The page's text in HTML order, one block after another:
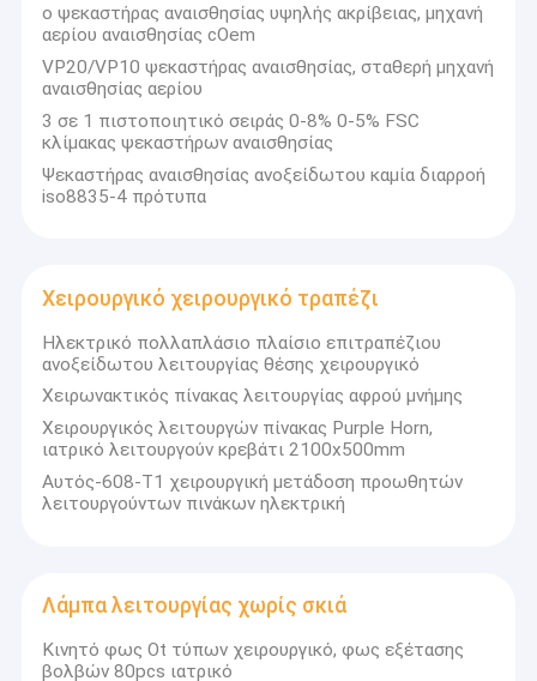
Ιατρικές αντλίες σύριγγας
Μηχάνημα Αναισθησίας
Ψεκαστήρας αναισθησίας
Χειρουργικό χειρουργικό τραπέζι
Λάμπα λειτουργίας χωρίς σκιά
Φορητό μόνιτορ ασθενούς
ο ψεκαστήρας αναισθησίας υψηλής ακρίβειας, μηχανή
αερίου αναισθησίας cOem
VP20/VP10 ψεκαστήρας αναισθησίας, σταθερή μηχανή
αναισθησίας αερίου
3 σε 1 πιστοποιητικό σειράς 0-8% 0-5% FSC
κλίμακας ψεκαστήρων αναισθησίας
Ψεκαστήρας αναισθησίας ανοξείδωτου καμία διαρροή
iso8835-4 πρότυπα
Χειρουργικό χειρουργικό τραπέζι
Ηλεκτρικό πολλαπλάσιο πλαίσιο επιτραπέζιου
ανοξείδωτου λειτουργίας θέσης χειρουργικό
Χειρωνακτικός πίνακας λειτουργίας αφρού μνήμης
Χειρουργικός λειτουργών πίνακας Purple Horn,
ιατρικό λειτουργούν κρεβάτι 2100x500mm
Αυτός-608-T1 χειρουργική μετάδοση προωθητών
λειτουργούντων πινάκων ηλεκτρική
Λάμπα λειτουργίας χωρίς σκιά
Κινητό φως Ot τύπων χειρουργικό, φως εξέτασης
βολβών 80pcs ιατρικό
πωλήσεων μας κερδίζει όλο και πιο αξιόπιστους
πελάτες στον κόσμο των ιατρικών έργων και λύσεων..
Η Purple Horn θα συνεχίσει να αναπτύσσει και να
προμηθεύει τα καλύτερα ιατρικά προϊόντα στον κόσμο.